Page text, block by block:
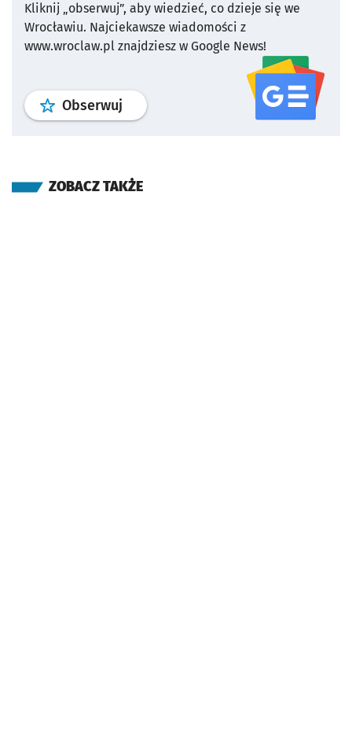
Kliknij „obserwuj”, aby wiedzieć, co dzieje się we
Wrocławiu. Najciekawsze wiadomości z
www.wroclaw.pl znajdziesz w Google News!
Obserwuj profil serwisu
ZOBACZ TAKŻE